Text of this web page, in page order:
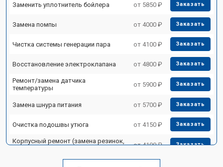
Заменить уплотнитель бойлера от 5850 ₽ Заказать
Замена помпы от 4000 ₽ Заказать
Чистка системы генерации пара от 4100 ₽ Заказать
Восстановление электроклапана от 4800 ₽ Заказать
Ремонт/замена датчика
температуры
от 5900 ₽ Заказать
Замена шнура питания от 5700 ₽ Заказать
Очистка подошвы утюга от 4150 ₽ Заказать
Корпусный ремонт (замена резинок,
от 4100 ₽ Заказать